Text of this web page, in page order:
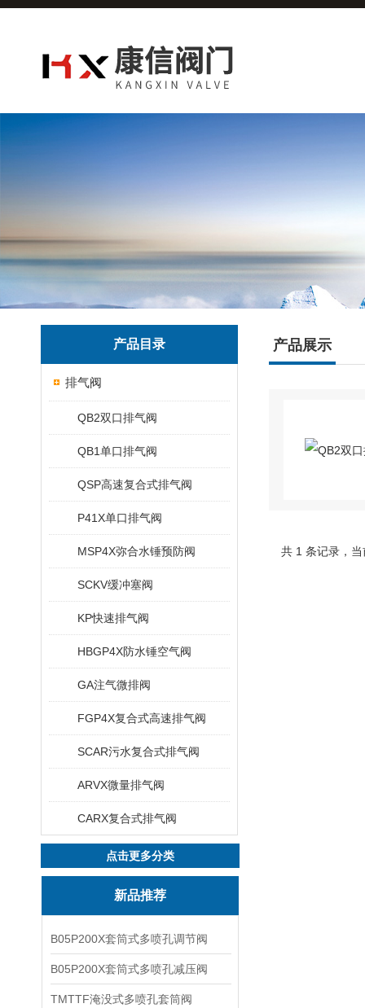
产品目录
排气阀
QB2双口排气阀
QB1单口排气阀
QSP高速复合式排气阀
P41X单口排气阀
MSP4X弥合水锤预防阀
SCKV缓冲塞阀
KP快速排气阀
HBGP4X防水锤空气阀
GA注气微排阀
FGP4X复合式高速排气阀
SCAR污水复合式排气阀
ARVX微量排气阀
CARX复合式排气阀
点击更多分类
新品推荐
B05P200X套筒式多喷孔调节阀
B05P200X套筒式多喷孔减压阀
TMTTF淹没式多喷孔套筒阀
产品展示
共 1 条记录，